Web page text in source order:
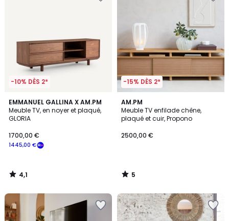
-10% DÈS 2*
EMMANUEL GALLINA X AM.PM
Meuble TV, en noyer et plaqué,
GLORIA
1445,00 €
1700,00 €
4,1
/ 5
4,1
/
-15% DÈS 2*
AM.PM
Meuble TV enfilade chêne,
plaqué et cuir, Propono
2500,00 €
5
/
5
5
/